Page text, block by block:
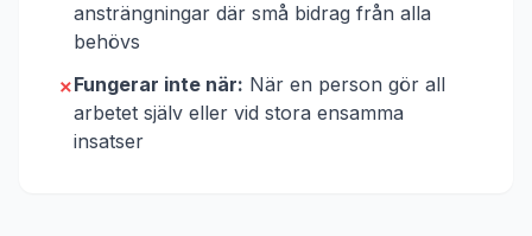
ansträngningar där små bidrag från alla
behövs
✗Fungerar inte när: När en person gör all
arbetet själv eller vid stora ensamma
insatser